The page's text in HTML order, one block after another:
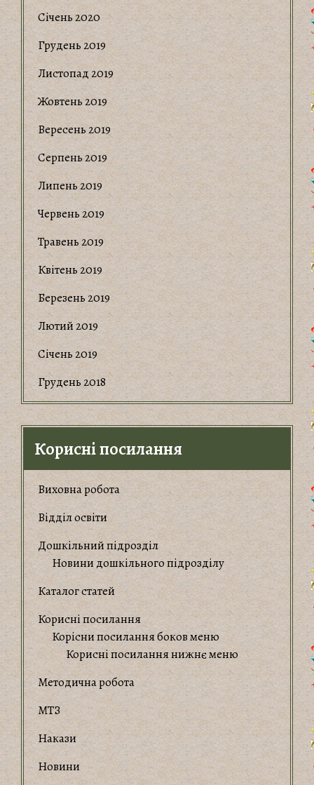
Січень 2020
Грудень 2019
Листопад 2019
Жовтень 2019
Вересень 2019
Серпень 2019
Липень 2019
Червень 2019
Травень 2019
Квітень 2019
Березень 2019
Лютий 2019
Січень 2019
Грудень 2018
Корисні посилання
Виховна робота
Відділ освіти
Дошкільний підрозділ
Новини дошкільного підрозділу
Каталог статей
Корисні посилання
Корiсни посилання боков меню
Корисні посилання нижнє меню
Методична робота
МТЗ
Накази
Новини